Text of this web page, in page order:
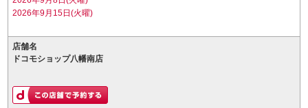
2026年9月15日(火曜)
店舗名
ドコモショップ八幡南店